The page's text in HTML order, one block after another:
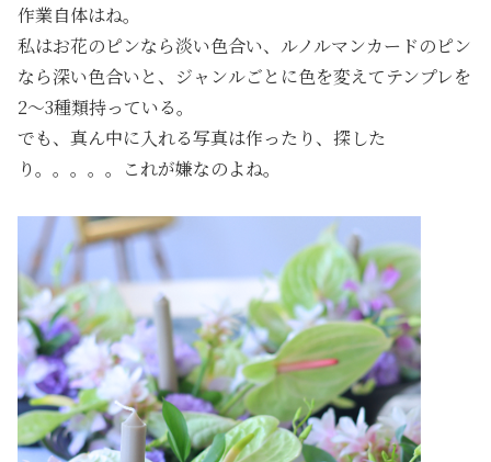
作業自体はね。
私はお花のピンなら淡い色合い、ルノルマンカードのピン
なら深い色合いと、ジャンルごとに色を変えてテンプレを
2〜3種類持っている。
でも、真ん中に入れる写真は作ったり、探した
り。。。。。これが嫌なのよね。